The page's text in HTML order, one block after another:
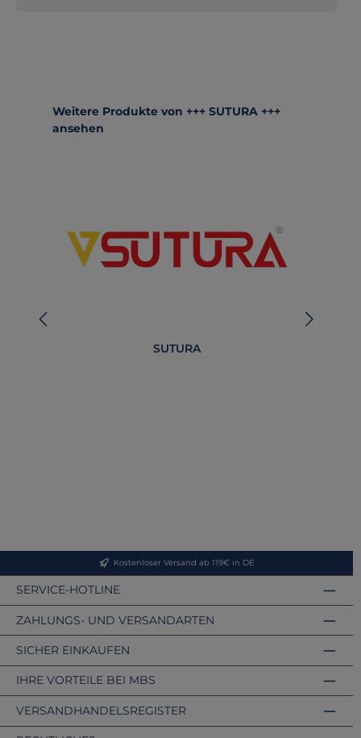
Produktgalerie überspringen
Weitere Produkte von +++ SUTURA +++
ansehen
SUTURA
Kostenloser Versand ab 119€ in DE
SERVICE-HOTLINE
ZAHLUNGS- UND VERSANDARTEN
VERSANDHANDELSREGISTER
SICHER EINKAUFEN
IHRE VORTEILE BEI MBS